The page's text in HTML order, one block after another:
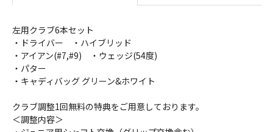
左用クラブ6本セット
・ドライバー ・ハイブリッド
・アイアン(#7,#9) ・ウェッジ(54度)
・パター
・キャディバッグ グリーン&ホワイト
クラブ調整1回無料の特典をご用意しております。
＜調整内容＞